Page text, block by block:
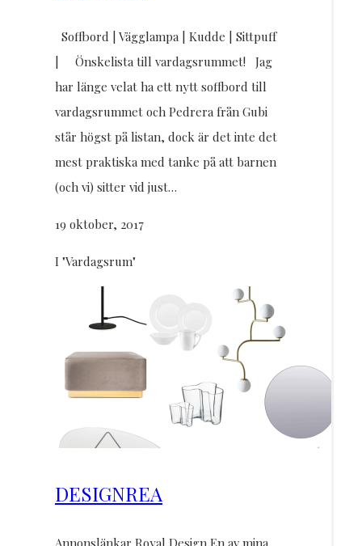
Soffbord | Vägglampa | Kudde | Sittpuff
| Önskelista till vardagsrummet! Jag
har länge velat ha ett nytt soffbord till
vardagsrummet och Pedrera från Gubi
står högst på listan, dock är det inte det
mest praktiska med tanke på att barnen
(och vi) sitter vid just…
19 oktober, 2017
I "Vardagsrum"
DESIGNREA